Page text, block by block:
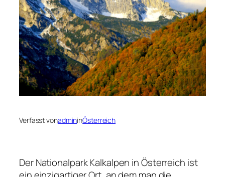
Verfasst vonadmininÖsterreich
Der Nationalpark Kalkalpen in Österreich ist